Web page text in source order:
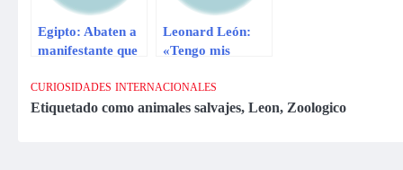
Egipto: Abaten a
manifestante que
un tanque
Leonard León:
«Tengo mis
CURIOSIDADES INTERNACIONALES
Etiquetado como animales salvajes, Leon, Zoologico